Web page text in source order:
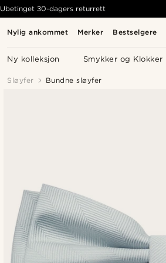
Nylig ankommet Merker Bestselgere
Ny kolleksjon Smykker og Klokker
Ubetinget 30-dagers returrett
Sløyfer Bundne sløyfer